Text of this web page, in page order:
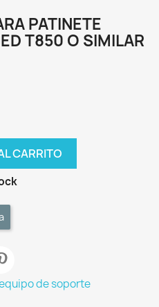
PATINETE
T850 O SIMILAR
CARRITO
de soporte